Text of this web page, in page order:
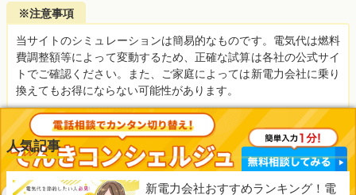
※注意事項
当サイトのシミュレーションは簡易的なものです。電気代は燃料
費調整額等によって変動するため、正確な試算は各社の公式サイ
トでご確認ください。また、ご家庭によっては新電力会社に乗り
換えてもお得にならない可能性があります。
人気記事
新電力会社おすすめランキング！電